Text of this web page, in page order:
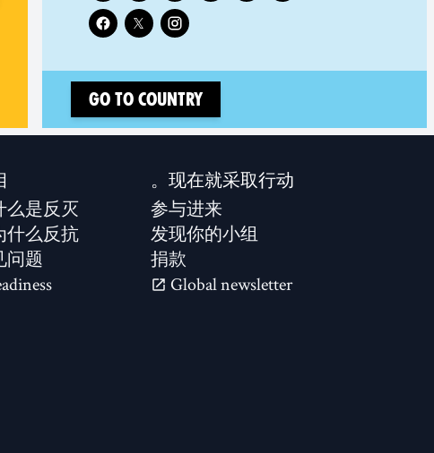
Go to country
现在就采取行动。
参与进来
发现你的小组
捐款
Global newsletter
么是反灭？
什么反抗？
问题